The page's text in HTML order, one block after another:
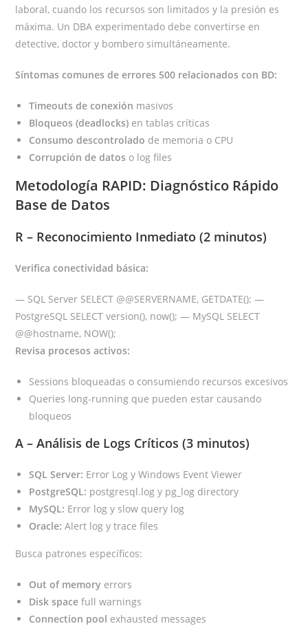
laboral, cuando los recursos son limitados y la presión es
máxima. Un DBA experimentado debe convertirse en
detective, doctor y bombero simultáneamente.
Síntomas comunes de errores 500 relacionados con BD:
Timeouts de conexión masivos
Bloqueos (deadlocks) en tablas críticas
Consumo descontrolado de memoria o CPU
Corrupción de datos o log files
Metodología RAPID: Diagnóstico Rápido
Base de Datos
R – Reconocimiento Inmediato (2 minutos)
Verifica conectividad básica:
— SQL Server SELECT @@SERVERNAME, GETDATE(); —
PostgreSQL SELECT version(), now(); — MySQL SELECT
@@hostname, NOW();
Revisa procesos activos:
Sessions bloqueadas o consumiendo recursos excesivos
Queries long-running que pueden estar causando
bloqueos
A – Análisis de Logs Críticos (3 minutos)
SQL Server: Error Log y Windows Event Viewer
PostgreSQL: postgresql.log y pg_log directory
MySQL: Error log y slow query log
Oracle: Alert log y trace files
Busca patrones específicos:
Out of memory errors
Disk space full warnings
Connection pool exhausted messages